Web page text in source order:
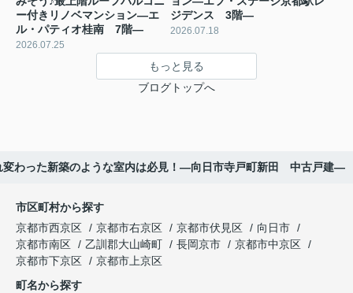
ー付きリノベマンション―エ
ル・パティオ桂南 7階―
2026.07.25
ジデンス 3階―
2026.07.18
もっと見る
ブログトップへ
変わった新築のような室内は必見！―向日市寺戸町新田 中古戸建―
市区町村から探す
京都市西京区
京都市右京区 京都市伏見区
向日市
京都市南区
乙訓郡大山崎町 長岡京市
京都市中京区
京都市下京区
京都市上京区
町名から探す